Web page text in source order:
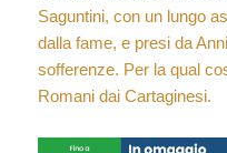
Saguntini, con un lungo
dalla fame, e presi da
sofferenze. Per la qual
Romani dai Cartaginesi.